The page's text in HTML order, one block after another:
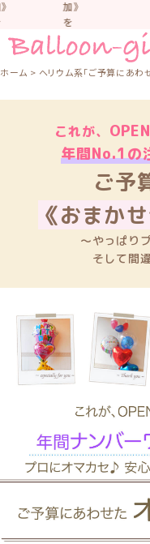
加》
を
す
す
し
い
ま
す。
な
ど
う
を
つ
け
ん
で
く
だ
い。
ホーム ヘリウム系「ご予算にあわ
これが、
年間No.1の
ご予
《おまか
〜やっぱり
そして間